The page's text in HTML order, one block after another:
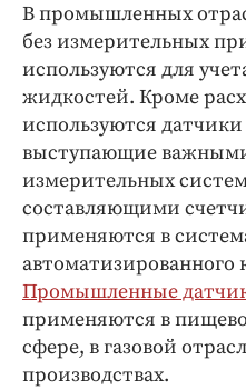
Спорт
Экономика и
ПРОЕКТЫ
Блоги
Издания
Медиаперсона
Интересное чтиво
Клиника года
Бренд года
Работодатель
В промышленных
без измерительных
используются для
жидкостей. Кроме
используются
выступающие
измерительных
составляющими
применяются в
автоматизированного
Промышленные
применяются в
сфере, в газовой
производствах.